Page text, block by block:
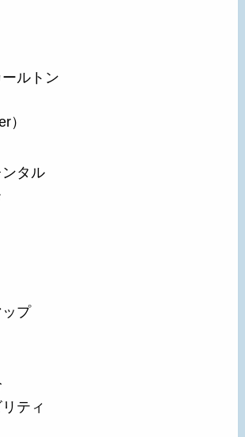
ルトン
）
タル
プ
ティ